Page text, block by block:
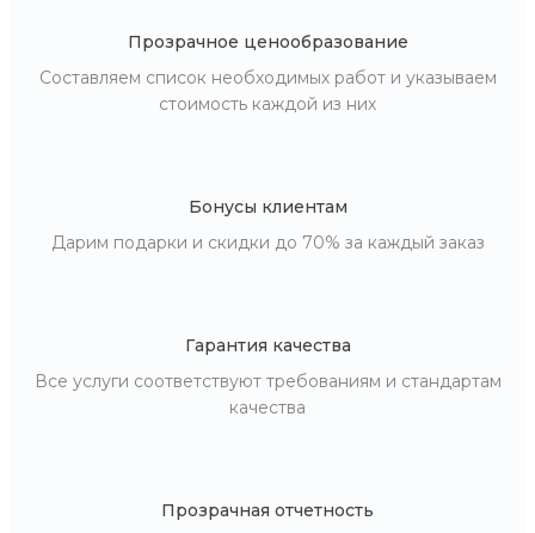
Прозрачное ценообразование
Составляем список необходимых работ и указываем
стоимость каждой из них
Бонусы клиентам
Дарим подарки и скидки до 70% за каждый заказ
Гарантия качества
Все услуги соответствуют требованиям и стандартам
качества
Прозрачная отчетность